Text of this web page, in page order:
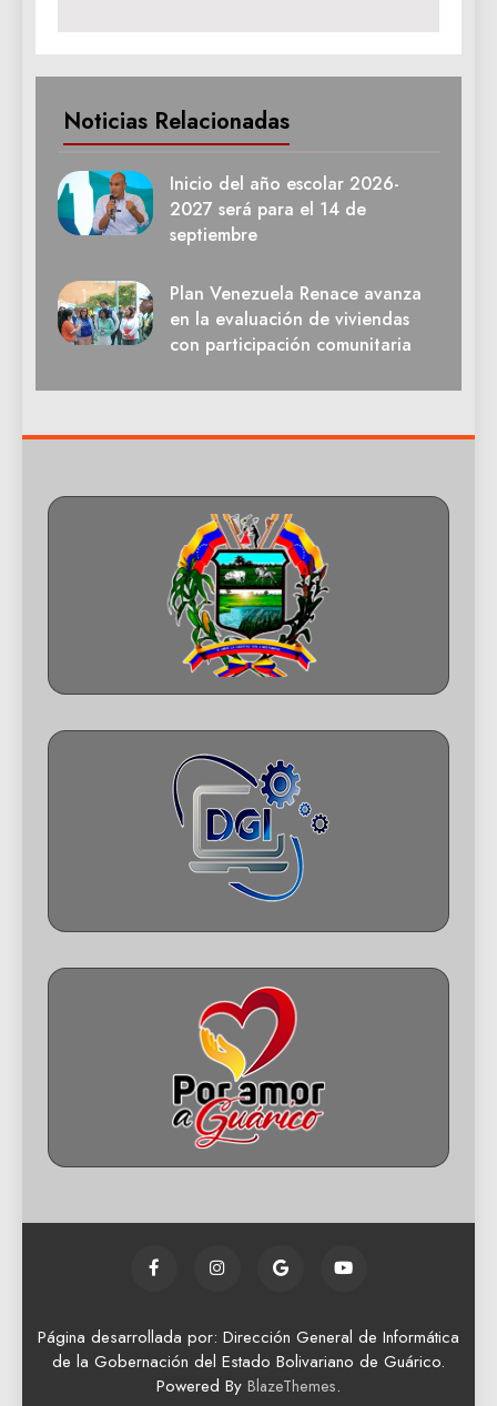
Noticias Relacionadas
Inicio del año escolar 2026-
2027 será para el 14 de
septiembre
Plan Venezuela Renace avanza
en la evaluación de viviendas
con participación comunitaria
Página desarrollada por: Dirección General de Informática
de la Gobernación del Estado Bolivariano de Guárico.
Powered By BlazeThemes.